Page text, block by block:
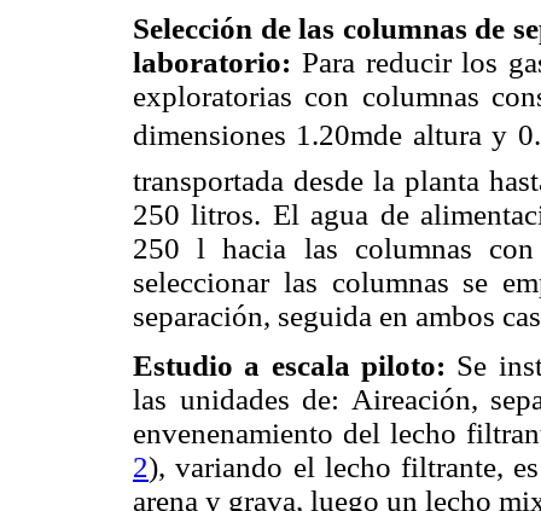
Selección de las columnas de
laboratorio: Para reducir los
exploratorias con columnas
dimensiones 1.20mde altura y
transportada desde la planta
250 litros. El agua de
250 l hacia las columnas
seleccionar las columnas se
separación, seguida en ambos
Estudio a escala piloto: Se
las unidades de: Aireación,
envenenamiento del lecho
2), variando el lecho filtrante,
arena y grava, luego un lecho